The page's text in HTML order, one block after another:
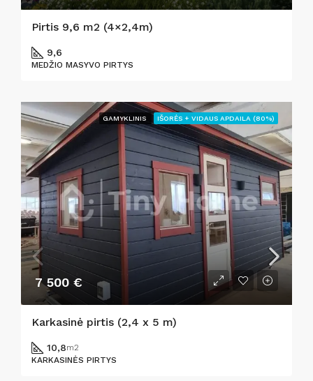
Pirtis 9,6 m2 (4×2,4m)
9,6
MEDŽIO MASYVO PIRTYS
GAMYKLINIS IŠORĖS + VIDAUS APDAILA (80%)
7 500 €
Karkasinė pirtis (2,4 x 5 m)
10,8m2
KARKASINĖS PIRTYS